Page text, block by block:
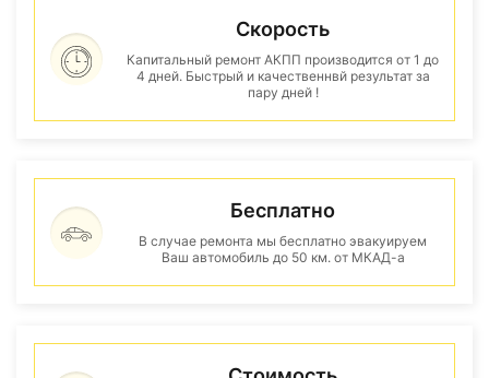
Скорость
Капитальный ремонт АКПП производится от 1 до
4 дней. Быстрый и качественнвй результат за
пару дней !
Бесплатно
В случае ремонта мы бесплатно эвакуируем
Ваш автомобиль до 50 км. от МКАД-а